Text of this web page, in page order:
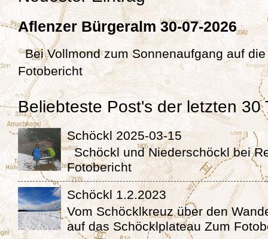
Aflenzer Bürgeralm 30-07-2026
Bei Vollmond zum Sonnenaufgang auf
Fotobericht
Beliebteste Post's der letzten 30
Schöckl 2025-03-15
Schöckl und Niederschöckl bei
Fotobericht
Schöckl 1.2.2023
Vom Schöcklkreuz über den
auf das Schöcklplateau Zum